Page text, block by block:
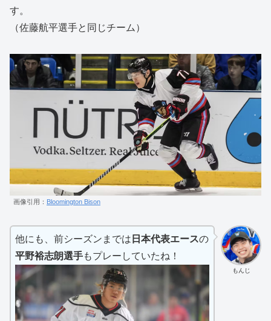
す。
（佐藤航平選手と同じチーム）
画像引用： Bloomington Bison
もんじ
他にも、前シーズンまでは 日本代表エースの
平野裕志朗選手もプレーしていたね！